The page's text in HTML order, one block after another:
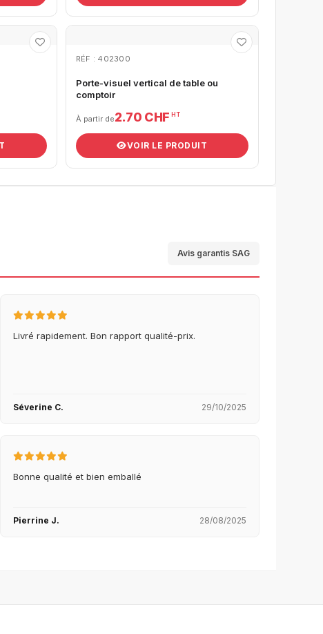
RÉF : 402300
Porte-visuel vertical de table ou
comptoir
À partir de2.70 CHF HT
VOIR LE PRODUIT
Avis garantis SAG
Livré rapidement. Bon rapport qualité-prix.
Séverine C. 29/10/2025
Bonne qualité et bien emballé
Pierrine J. 28/08/2025